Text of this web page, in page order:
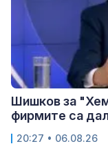
Шишков за
фирмите са
20:27 • 06.08.26